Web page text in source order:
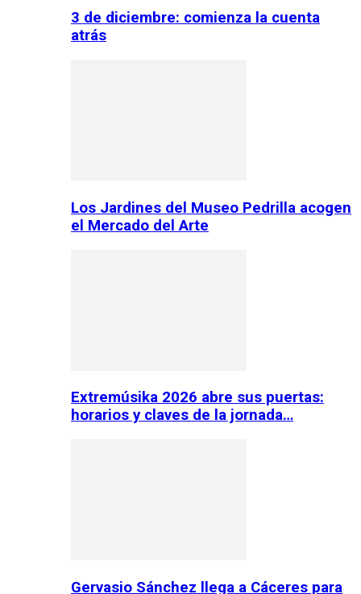
3 de diciembre: comienza la cuenta
atrás
Los Jardines del Museo Pedrilla acogen
el Mercado del Arte
Extremúsika 2026 abre sus puertas:
horarios y claves de la jornada…
Gervasio Sánchez llega a Cáceres para